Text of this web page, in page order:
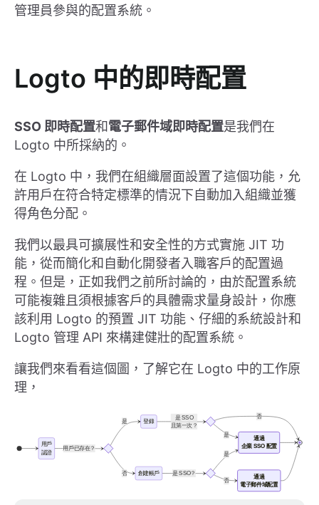
管理員參與的配置系統。
Logto 中的即時配置
SSO 即時配置和電子郵件域即時配置是我們在
Logto 中所採納的。
在 Logto 中，我們在組織層面設置了這個功能，允
許用戶在符合特定標準的情況下自動加入組織並獲
得角色分配。
我們以最具可擴展性和安全性的方式實施 JIT 功
能，從而簡化和自動化開發者入職客戶的配置過
程。但是，正如我們之前所討論的，由於配置系統
可能複雜且須根據客戶的具體需求量身設計，你應
該利用 Logto 的預置 JIT 功能、仔細的系統設計和
Logto 管理 API 來構建健壯的配置系統。
讓我們來看看這個圖，了解它在 Logto 中的工作原
理，